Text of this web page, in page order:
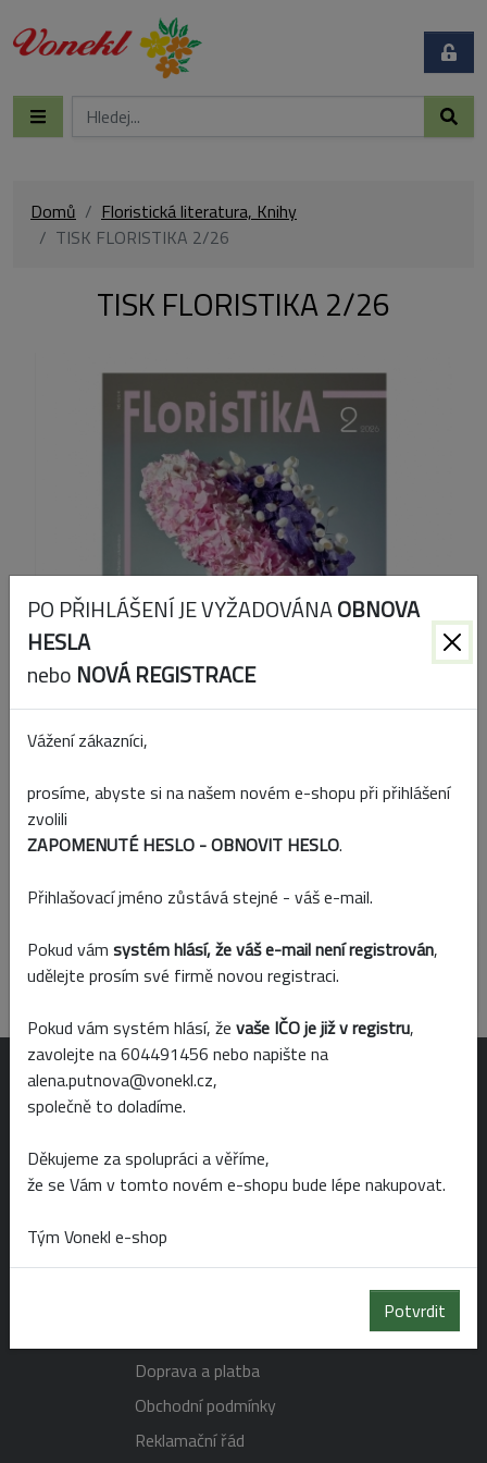
Domů
Floristická literatura, Knihy
TISK FLORISTIKA 2/26
TISK FLORISTIKA 2/26
Kód produktu:
EAN:
10079409
Skladem
OTEVÍRACÍ DOBA
Po-Pá 6:00 - 19:00
So 6:00 - 14:00
Ne 8:00 - 14:00
Doprava a platba
Obchodní podmínky
Reklamační řád
PO PŘIHLÁŠENÍ JE VYŽADOVÁNAOBNOVA
HESLA
nebo NOVÁ REGISTRACE
Vážení zákazníci,
prosíme, abyste si na našem novém e-shopu při přihlášení
zvolili
ZAPOMENUTÉ HESLO - OBNOVIT HESLO.
Přihlašovací jméno zůstává stejné - váš e-mail.
Pokud vám systém hlásí, že váš e-mail není registrován,
udělejte prosím své firmě novou registraci.
Pokud vám systém hlásí, že vaše IČO je již v registru,
zavolejte na 604491456 nebo napište na
alena.putnova@vonekl.cz,
společně to doladíme.
Děkujeme za spolupráci a věříme,
že se Vám v tomto novém e-shopu bude lépe nakupovat.
Tým Vonekl e-shop
Potvrdit